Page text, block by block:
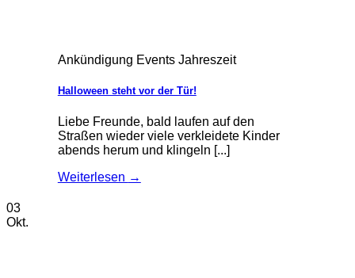
Ankündigung Events Jahreszeit
Halloween steht vor der Tür!
Liebe Freunde, bald laufen auf den
Straßen wieder viele verkleidete Kinder
abends herum und klingeln [...]
Weiterlesen →
03
Okt.